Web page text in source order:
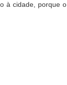
à cidade, porque o